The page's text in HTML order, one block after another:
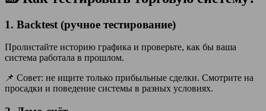
1. Backtest (ручное тестирование)
Пролистайте историю графика и проверьте, как бы ваша
система работала в прошлом.
📌 Совет: не ищите только прибыльные сделки. Смотрите на
просадки и поведение системы в разных условиях.